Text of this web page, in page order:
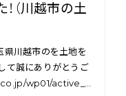
（川越市の土
県川越市のを土地を
て誠にありがとうご
wp01/active_…